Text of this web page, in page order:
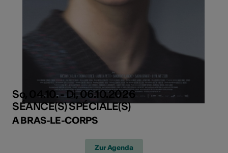
So, 04.10. - Di, 06.10.2026
SÉANCE(S) SPÉCIALE(S)
A BRAS-LE-CORPS
Zur Agenda